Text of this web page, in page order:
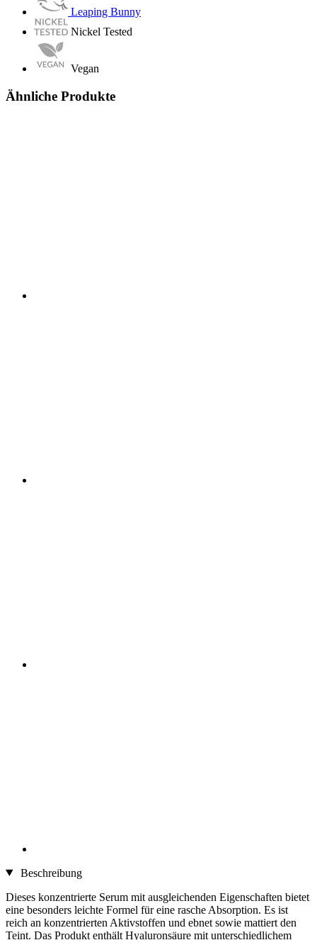
Leaping Bunny
Nickel Tested
Vegan
Ähnliche Produkte
Beschreibung
Dieses konzentrierte Serum mit ausgleichenden Eigenschaften bietet
eine besonders leichte Formel für eine rasche Absorption. Es ist
reich an konzentrierten Aktivstoffen und ebnet sowie mattiert den
Teint. Das Produkt enthält Hyaluronsäure mit unterschiedlichem